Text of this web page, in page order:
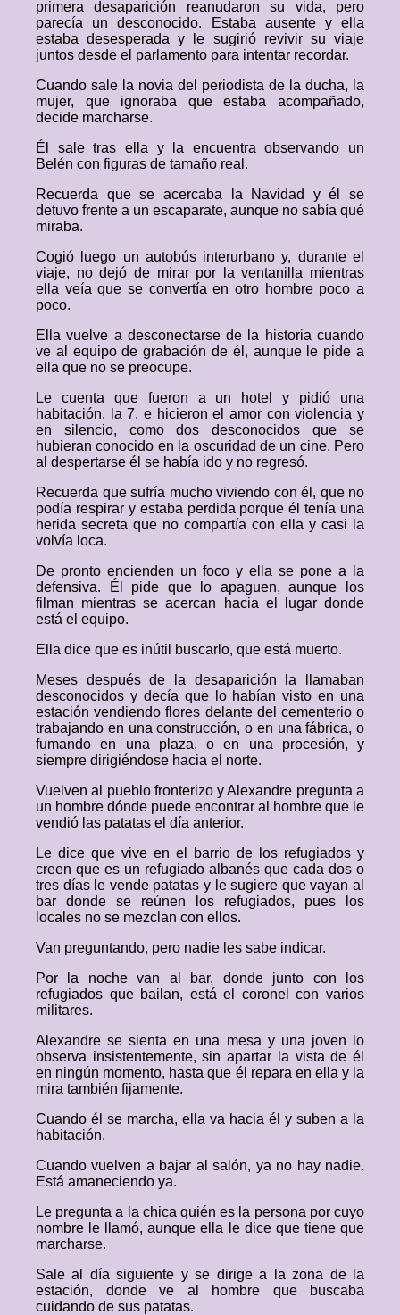
primera desaparición reanudaron su vida, pero
parecía un desconocido. Estaba ausente y ella
estaba desesperada y le sugirió revivir su viaje
juntos desde el parlamento para intentar recordar.
Cuando sale la novia del periodista de la ducha, la
mujer, que ignoraba que estaba acompañado,
decide marcharse.
Él sale tras ella y la encuentra observando un
Belén con figuras de tamaño real.
Recuerda que se acercaba la Navidad y él se
detuvo frente a un escaparate, aunque no sabía qué
miraba.
Cogió luego un autobús interurbano y, durante el
viaje, no dejó de mirar por la ventanilla mientras
ella veía que se convertía en otro hombre poco a
poco.
Ella vuelve a desconectarse de la historia cuando
ve al equipo de grabación de él, aunque le pide a
ella que no se preocupe.
Le cuenta que fueron a un hotel y pidió una
habitación, la 7, e hicieron el amor con violencia y
en silencio, como dos desconocidos que se
hubieran conocido en la oscuridad de un cine. Pero
al despertarse él se había ido y no regresó.
Recuerda que sufría mucho viviendo con él, que no
podía respirar y estaba perdida porque él tenía una
herida secreta que no compartía con ella y casi la
volvía loca.
De pronto encienden un foco y ella se pone a la
defensiva. Él pide que lo apaguen, aunque los
filman mientras se acercan hacia el lugar donde
está el equipo.
Ella dice que es inútil buscarlo, que está muerto.
Meses después de la desaparición la llamaban
desconocidos y decía que lo habían visto en una
estación vendiendo flores delante del cementerio o
trabajando en una construcción, o en una fábrica, o
fumando en una plaza, o en una procesión, y
siempre dirigiéndose hacia el norte.
Vuelven al pueblo fronterizo y Alexandre pregunta a
un hombre dónde puede encontrar al hombre que le
vendió las patatas el día anterior.
Le dice que vive en el barrio de los refugiados y
creen que es un refugiado albanés que cada dos o
tres días le vende patatas y le sugiere que vayan al
bar donde se reúnen los refugiados, pues los
locales no se mezclan con ellos.
Van preguntando, pero nadie les sabe indicar.
Por la noche van al bar, donde junto con los
refugiados que bailan, está el coronel con varios
militares.
Alexandre se sienta en una mesa y una joven lo
observa insistentemente, sin apartar la vista de él
en ningún momento, hasta que él repara en ella y la
mira también fijamente.
Cuando él se marcha, ella va hacia él y suben a la
habitación.
Cuando vuelven a bajar al salón, ya no hay nadie.
Está amaneciendo ya.
Le pregunta a la chica quién es la persona por cuyo
nombre le llamó, aunque ella le dice que tiene que
marcharse.
Sale al día siguiente y se dirige a la zona de la
estación, donde ve al hombre que buscaba
cuidando de sus patatas.